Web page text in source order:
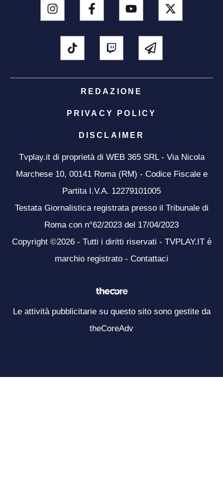
REDAZIONE
PRIVACY POLICY
DISCLAIMER
Tvplay.it di proprietà di WEB 365 SRL - Via Nicola
Marchese 10, 00141 Roma (RM) - Codice Fiscale e
Partita I.V.A. 12279101005
Testata Giornalistica registrata presso il Tribunale di
Roma con n°62/2023 del 17/04/2023
Copyright ©2026 - Tutti i diritti riservati - TVPLAY.IT è
marchio registrato - Contattaci
Le attività pubblicitarie su questo sito sono gestite da
theCoreAdv